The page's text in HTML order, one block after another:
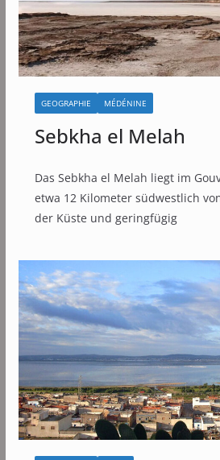
GEOGRAPHIE MÉDÉNINE
Sebkha el Melah
Das Sebkha el Melah liegt im
etwa 12 Kilometer südwestlich
der Küste und geringfügig